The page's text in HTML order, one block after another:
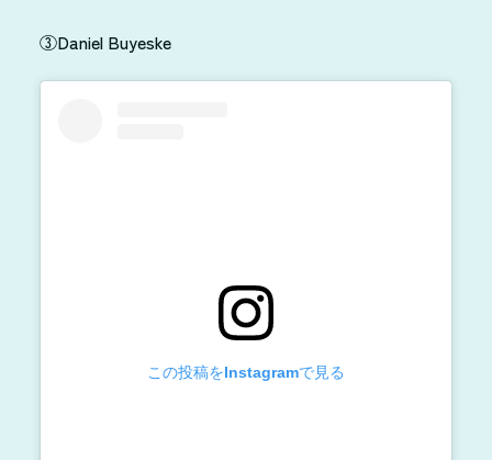
③Daniel Buyeske
この投稿をInstagramで見る